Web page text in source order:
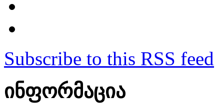
Subscribe to this RSS feed
ინფორმაცია